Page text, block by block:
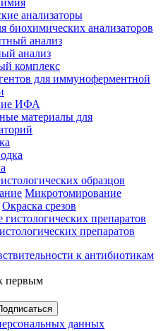
анализаторы
биохимических анализаторов
анализ
комплекс
для иммуноферментной
ИФА
материалы для
образцов
Микротомирование
Окраска срезов
препаратов
первым
данных